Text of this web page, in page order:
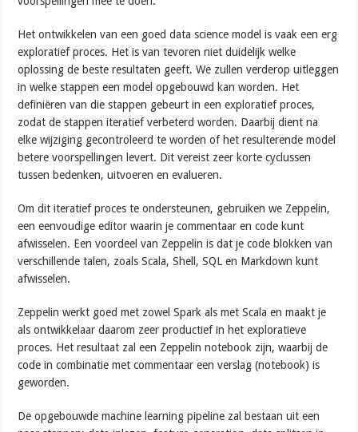
Het ontwikkelen van een goed data science model is vaak een erg
exploratief proces. Het is van tevoren niet duidelijk welke
oplossing de beste resultaten geeft. We zullen verderop uitleggen
in welke stappen een model opgebouwd kan worden. Het
definiëren van die stappen gebeurt in een exploratief proces,
zodat de stappen iteratief verbeterd worden. Daarbij dient na
elke wijziging gecontroleerd te worden of het resulterende model
betere voorspellingen levert. Dit vereist zeer korte cyclussen
tussen bedenken, uitvoeren en evalueren.
Om dit iteratief proces te ondersteunen, gebruiken we Zeppelin,
een eenvoudige editor waarin je commentaar en code kunt
afwisselen. Een voordeel van Zeppelin is dat je code blokken van
verschillende talen, zoals Scala, Shell, SQL en Markdown kunt
afwisselen.
Zeppelin werkt goed met zowel Spark als met Scala en maakt je
als ontwikkelaar daarom zeer productief in het exploratieve
proces. Het resultaat zal een Zeppelin notebook zijn, waarbij de
code in combinatie met commentaar een verslag (notebook) is
geworden.
De opgebouwde machine learning pipeline zal bestaan uit een